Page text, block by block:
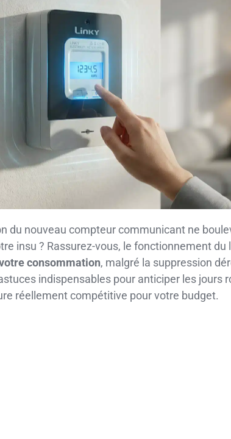
du nouveau compteur communicant ne
insu ? Rassurez-vous, le fonctionnement
consommation, malgré la suppression
indispensables pour anticiper les jours
réellement compétitive pour votre budget.